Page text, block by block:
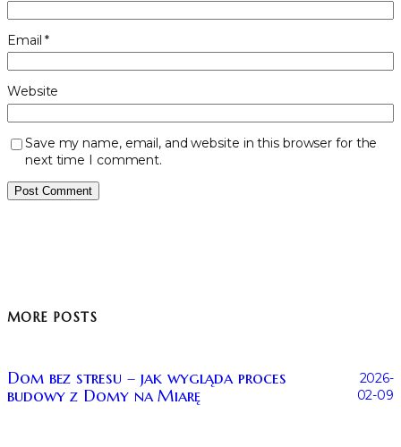
Email*
Website
Save my name, email, and website in this browser for the
next time I comment.
MORE POSTS
Dom bez stresu – jak wygląda proces
budowy z Domy na Miarę
2026-
02-09